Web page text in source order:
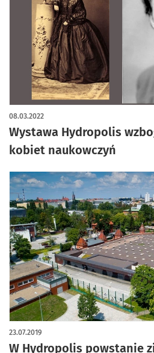
Wystawa Hydropolis
kobiet naukowczyń
08.03.2022
W Hydropolis powstanie
23.07.2019